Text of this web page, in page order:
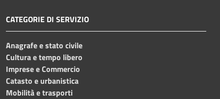
CATEGORIE DI SERVIZIO
Anagrafe e stato civile
Cultura e tempo libero
Imprese e Commercio
Catasto e urbanistica
Mobilità e trasporti